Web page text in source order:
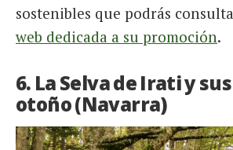
sostenibles que podrás
web dedicada a su promoción.
6. La Selva de Irati y
otoño (Navarra)